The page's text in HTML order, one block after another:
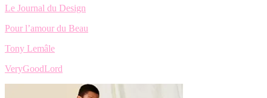
Le Journal du Design
Pour l’amour du Beau
Tony Lemâle
VeryGoodLord